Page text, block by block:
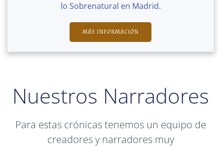
lo Sobrenatural en Madrid.
MÁS INFORMACIÓN
Nuestros Narradores
Para estas crónicas tenemos un equipo de
creadores y narradores muy